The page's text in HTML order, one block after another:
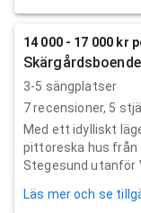
14 000 - 17 000 kr
3-5 sängplatser
7recensioner, 5
Med ett idylliskt
pittoreska hus från
Stegesund utanför
Läs mer och se